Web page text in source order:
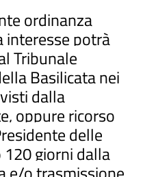
ordinanza
interesse potrà
Tribunale
Basilicata nei
dalla
oppure ricorso
delle
giorni dalla